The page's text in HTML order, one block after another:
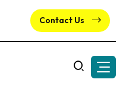
Contact Us